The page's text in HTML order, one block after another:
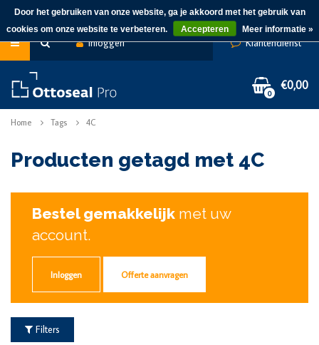
Inloggen Klantendienst
0
€0,00
Home Tags 4C
Producten getagd met 4C
Bestel gemakkelijk met uw
account.
Inloggen Offerte aanvragen
Filters
Door het gebruiken van onze website, ga je akkoord met het gebruik van
cookies om onze website te verbeteren.
Accepteren Meer informatie »